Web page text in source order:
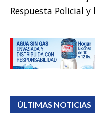
Respuesta Policial
ÚLTIMAS NOTICIAS